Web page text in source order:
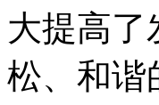
大提高了
松、和谐